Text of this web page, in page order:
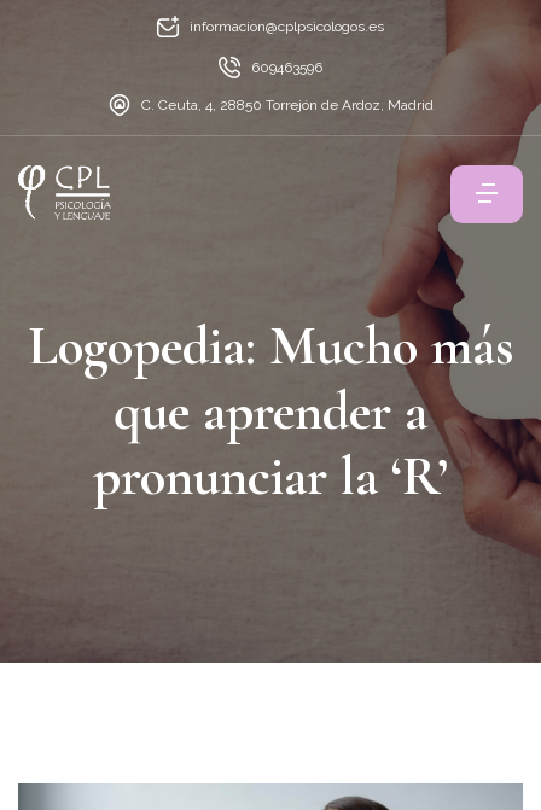
informacion@cplpsicologos.es
609463596
C. Ceuta, 4, 28850 Torrejón de Ardoz, Madrid
Logopedia: Mucho más
que aprender a
pronunciar la ‘R’